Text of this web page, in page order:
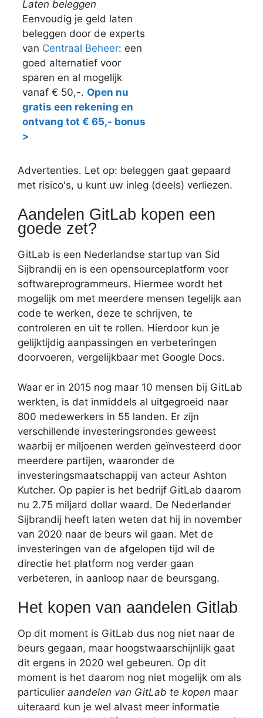
Laten beleggen
Eenvoudig je geld laten
beleggen door de experts
van Centraal Beheer: een
goed alternatief voor
sparen en al mogelijk
vanaf € 50,-. Open nu
gratis een rekening en
ontvang tot € 65,- bonus
>
Advertenties. Let op: beleggen gaat gepaard
met risico's, u kunt uw inleg (deels) verliezen.
Aandelen GitLab kopen een
goede zet?
GitLab is een Nederlandse startup van Sid
Sijbrandij en is een opensourceplatform voor
softwareprogrammeurs. Hiermee wordt het
mogelijk om met meerdere mensen tegelijk aan
code te werken, deze te schrijven, te
controleren en uit te rollen. Hierdoor kun je
gelijktijdig aanpassingen en verbeteringen
doorvoeren, vergelijkbaar met Google Docs.
Waar er in 2015 nog maar 10 mensen bij GitLab
werkten, is dat inmiddels al uitgegroeid naar
800 medewerkers in 55 landen. Er zijn
verschillende investeringsrondes geweest
waarbij er miljoenen werden geïnvesteerd door
meerdere partijen, waaronder de
investeringsmaatschappij van acteur Ashton
Kutcher. Op papier is het bedrijf GitLab daarom
nu 2.75 miljard dollar waard. De Nederlander
Sijbrandij heeft laten weten dat hij in november
van 2020 naar de beurs wil gaan. Met de
investeringen van de afgelopen tijd wil de
directie het platform nog verder gaan
verbeteren, in aanloop naar de beursgang.
Het kopen van aandelen Gitlab
Op dit moment is GitLab dus nog niet naar de
beurs gegaan, maar hoogstwaarschijnlijk gaat
dit ergens in 2020 wel gebeuren. Op dit
moment is het daarom nog niet mogelijk om als
particulier aandelen van GitLab te kopen maar
uiteraard kun je wel alvast meer informatie